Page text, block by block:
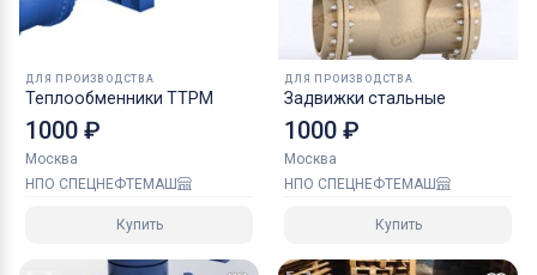
ДЛЯ ПРОИЗВОДСТВА
Теплообменники ТТРМ
1000 ₽
Москва
НПО СПЕЦНЕФТЕМАШ
Купить
ДЛЯ ПРОИЗВОДСТВА
Задвижки стальные
1000 ₽
Москва
НПО СПЕЦНЕФТЕМАШ
Купить